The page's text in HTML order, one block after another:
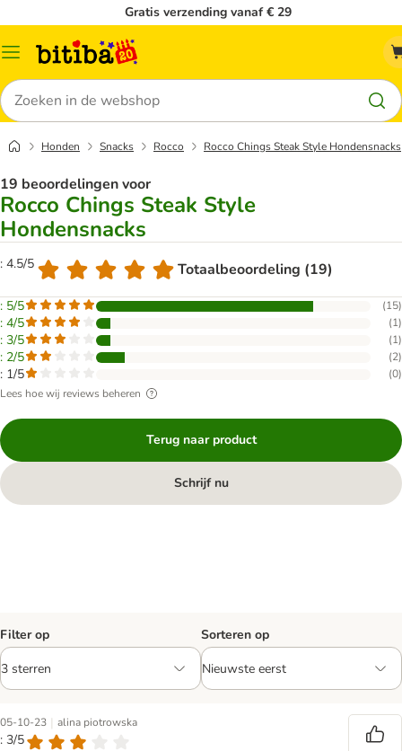
Gratis verzending vanaf € 29
Catalogusmenu
Zoeken
Honden Snacks Rocco Rocco Chings Steak Style Hondensnacks
19 beoordelingen voor
Rocco Chings Steak Style
Hondensnacks
: 4.5/5 Totaalbeoordeling (19)
: 5/5 (15)
: 4/5 (1)
: 3/5 (1)
: 2/5 (2)
: 1/5 (0)
Lees hoe wij reviews beheren
Terug naar product
Schrijf nu
Filter op Sorteren op
05-10-23 | alina piotrowska
: 3/5